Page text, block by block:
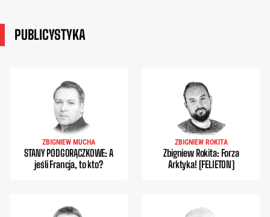
PUBLICYSTYKA
ZBIGNIEW MUCHA
STANY PODGORĄCZKOWE: A
jeśli Francja, to kto?
ZBIGNIEW ROKITA
Zbigniew Rokita: Forza
Arktyka! [FELIETON]